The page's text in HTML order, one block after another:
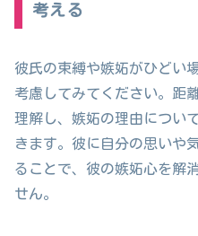
考える
彼氏の束縛や嫉妬がひどい
考慮してみてください。距
理解し、嫉妬の理由につい
きます。彼に自分の思いや
ることで、彼の嫉妬心を解
せん。